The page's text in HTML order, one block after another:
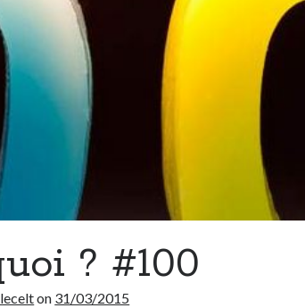
? #100
on 31/03/2015